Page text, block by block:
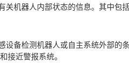
器人内部状态的信息。其中包括
备检测机器人或自主系统外部的
接近警报系统。